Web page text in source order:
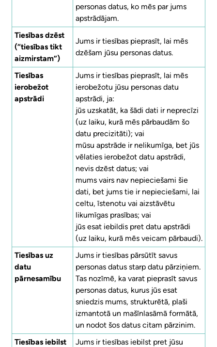
personas datus, ko mēs par jums
apstrādājam.
Tiesības dzēst
(“tiesības tikt
aizmirstam”)
Jums ir tiesības pieprasīt, lai mēs
dzēšam jūsu personas datus.
Tiesības
ierobežot
apstrādi
Jums ir tiesības pieprasīt, lai mēs
ierobežotu jūsu personas datu
apstrādi, ja:
jūs uzskatāt, ka šādi dati ir neprecīzi
(uz laiku, kurā mēs pārbaudām šo
datu precizitāti); vai
mūsu apstrāde ir nelikumīga, bet jūs
vēlaties ierobežot datu apstrādi,
nevis dzēst datus; vai
mums vairs nav nepieciešami šie
dati, bet jums tie ir nepieciešami, lai
celtu, īstenotu vai aizstāvētu
likumīgas prasības; vai
jūs esat iebildis pret datu apstrādi
(uz laiku, kurā mēs veicam pārbaudi).
Tiesības uz
datu
pārnesamību
Jums ir tiesības pārsūtīt savus
personas datus starp datu pārziņiem.
Tas nozīmē, ka varat pieprasīt savus
personas datus, kurus jūs esat
sniedzis mums, strukturētā, plaši
izmantotā un mašīnlasāmā formātā,
un nodot šos datus citam pārzinim.
Tiesības iebilst
Jums ir tiesības iebilst pret jūsu